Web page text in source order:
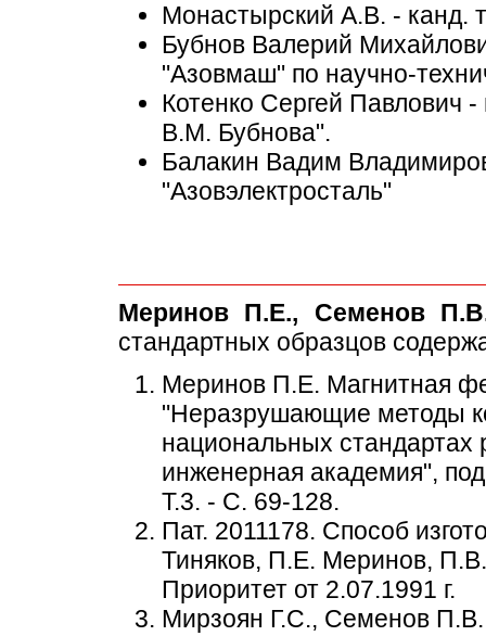
Монастырский А.В. - канд.
Бубнов Валерий
"Азовмаш" по научно-
Котенко Сергей Павлович
В.М. Бубнова".
Балакин Вадим
"Азовэлектросталь"
Меринов П.Е., Семенов
стандартных образцов
Меринов П.Е. Магнитная
"Неразрушающие методы
национальных
инженерная академия",
Т.3. - С. 69-128.
Пат. 2011178. Способ
Тиняков, П.Е. Меринов,
Приоритет от 2.07.1991 г.
Мирзоян Г.С., Семенов